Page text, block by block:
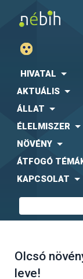
HIVATAL
AKTUÁLIS
ÁLLAT
ÉLELMISZER
NÖVÉNY
ÁTFOGÓ
KAPCSOLAT
Olcsó
leve!